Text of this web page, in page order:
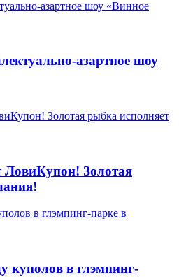
азартное шоу
Золотая
куполов в глэмпинг-